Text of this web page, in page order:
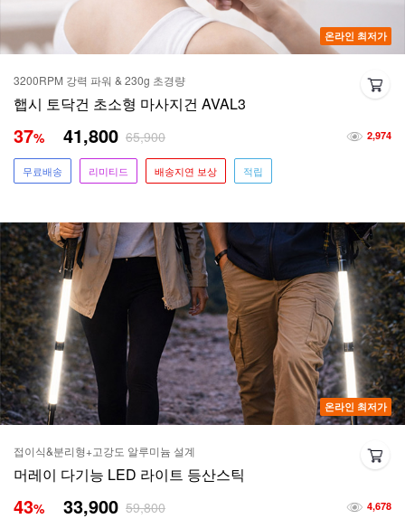
온라인 최저가
3200RPM 강력 파워 & 230g 초경량
햅시 토닥건 초소형 마사지건 AVAL3
2,974
37% 41,800 65,900
무료배송 리미티드 배송지연 보상 적립
온라인 최저가
접이식&분리형+고강도 알루미늄 설계
머레이 다기능 LED 라이트 등산스틱
4,678
43% 33,900 59,800